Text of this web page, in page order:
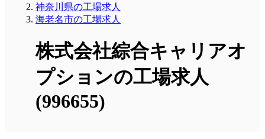
神奈川県の工場求人
海老名市の工場求人
株式会社綜合キャリアオ
プションの工場求人
(996655)